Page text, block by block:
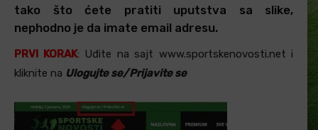
tako što ćete pratiti uputstva sa slike,
nephodno je da imate email adresu.
PRVI KORAK: Uđite na sajt www.sportskenovosti.net i
kliknite na Ulogujte se/Prijavite se